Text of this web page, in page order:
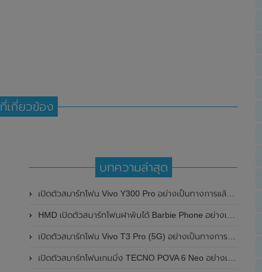
เกี่ยวข้อง
บทความล่าสุด
เปิดตัวสมาร์ทโฟน Vivo Y300 Pro อย่างเป็นทางการแล้วในประเทศจีน มาพร้อมดีไซน์พรีเมี่ยม ทนทาน และแบตเตอรี่สุดอึดขนาดใหญ่ 6,500mAh พร้อมรองรับการชาร์จไว 80W
HMD เปิดตัวสมาร์ทโฟนฝาพับได้ Barbie Phone อย่างเป็นทางการแล้ว มาพร้อมธีมสีชมพูสดใส
เปิดตัวสมาร์ทโฟน Vivo T3 Pro (5G) อย่างเป็นทางการแล้วในประเทศอินเดีย
เปิดตัวสมาร์ทโฟนเกมมิ่ง TECNO POVA 6 Neo อย่างเป็นทางการแล้วในประเทศไทย ในราคา 8,499 บาท